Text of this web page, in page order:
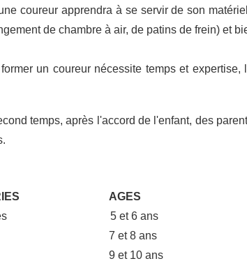
coureur apprendra à se servir de son
de chambre à air, de patins de frein) et
un coureur nécessite temps et
temps, après l'accord de l'enfant, des
AGES
5 et 6 ans
7 et 8 ans
9 et 10 ans